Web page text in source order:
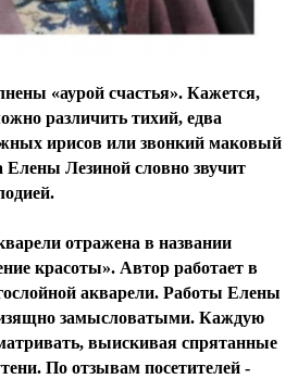
«аурой счастья». Кажется,
различить тихий, едва
ирисов или звонкий маковый
Лезиной словно звучит
отражена в названии
красоты». Автор работает в
акварели. Работы Елены
замысловатыми. Каждую
выискивая спрятанные
По отзывам посетителей -